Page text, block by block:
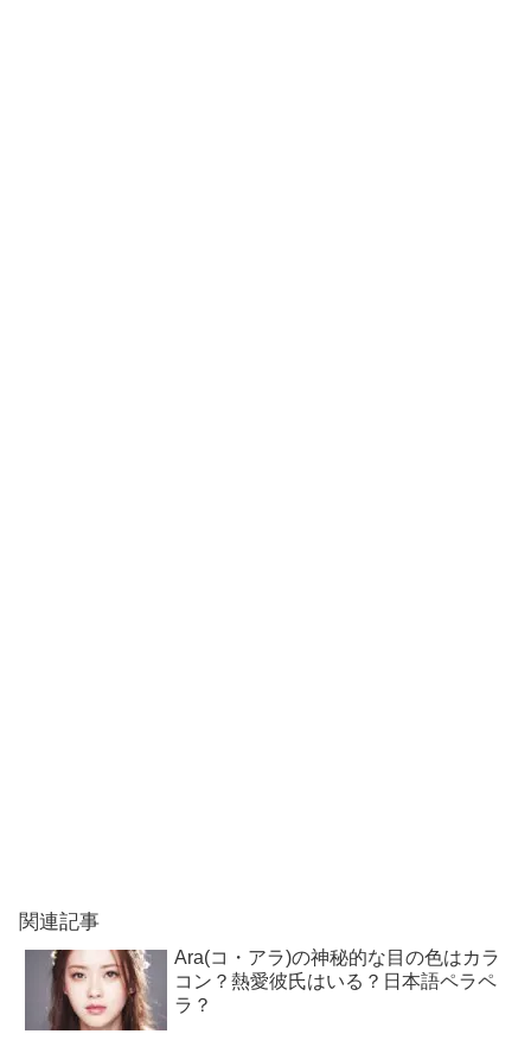
関連記事
Ara(コ・アラ)の神秘的な目の色はカラ
コン？熱愛彼氏はいる？日本語ペラペ
ラ？